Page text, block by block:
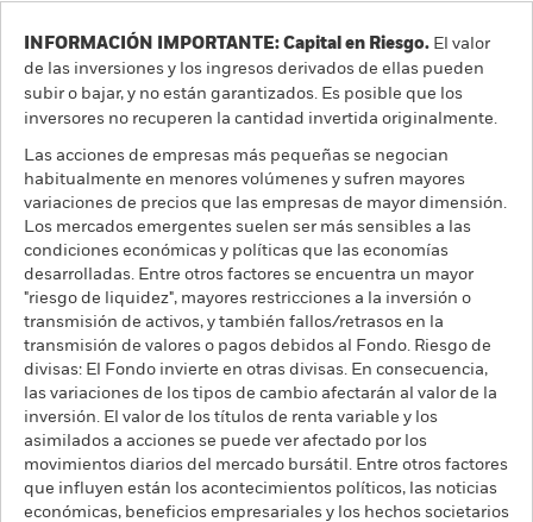
INFORMACIÓN IMPORTANTE: Capital en Riesgo. El valor
de las inversiones y los ingresos derivados de ellas pueden
subir o bajar, y no están garantizados. Es posible que los
inversores no recuperen la cantidad invertida originalmente.
Las acciones de empresas más pequeñas se negocian
habitualmente en menores volúmenes y sufren mayores
variaciones de precios que las empresas de mayor dimensión.
Los mercados emergentes suelen ser más sensibles a las
condiciones económicas y políticas que las economías
desarrolladas. Entre otros factores se encuentra un mayor
"riesgo de liquidez", mayores restricciones a la inversión o
transmisión de activos, y también fallos/retrasos en la
transmisión de valores o pagos debidos al Fondo. Riesgo de
divisas: El Fondo invierte en otras divisas. En consecuencia,
las variaciones de los tipos de cambio afectarán al valor de la
inversión. El valor de los títulos de renta variable y los
asimilados a acciones se puede ver afectado por los
movimientos diarios del mercado bursátil. Entre otros factores
que influyen están los acontecimientos políticos, las noticias
económicas, beneficios empresariales y los hechos societarios